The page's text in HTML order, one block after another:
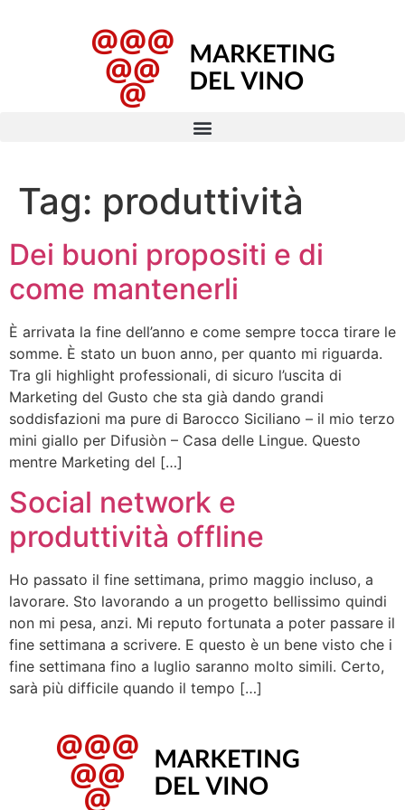
Tag: produttività
Dei buoni propositi e di
come mantenerli
È arrivata la fine dell’anno e come sempre tocca tirare le
somme. È stato un buon anno, per quanto mi riguarda.
Tra gli highlight professionali, di sicuro l’uscita di
Marketing del Gusto che sta già dando grandi
soddisfazioni ma pure di Barocco Siciliano – il mio terzo
mini giallo per Difusiòn – Casa delle Lingue. Questo
mentre Marketing del […]
Social network e
produttività offline
Ho passato il fine settimana, primo maggio incluso, a
lavorare. Sto lavorando a un progetto bellissimo quindi
non mi pesa, anzi. Mi reputo fortunata a poter passare il
fine settimana a scrivere. E questo è un bene visto che i
fine settimana fino a luglio saranno molto simili. Certo,
sarà più difficile quando il tempo […]